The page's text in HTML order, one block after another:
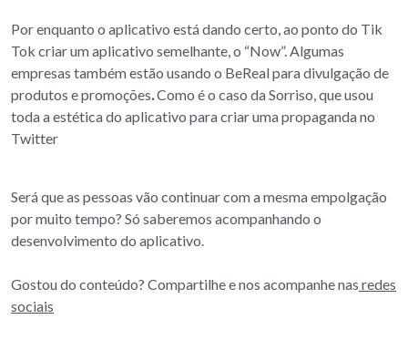
Por enquanto o aplicativo está dando certo, ao ponto do Tik
Tok criar um aplicativo semelhante, o “Now”. Algumas
empresas também estão usando o BeReal para divulgação de
produtos e promoções.Como é o caso da Sorriso, que usou
toda a estética do aplicativo para criar uma propaganda no
Twitter
Será que as pessoas vão continuar com a mesma empolgação
por muito tempo? Só saberemos acompanhando o
desenvolvimento do aplicativo.
Gostou do conteúdo? Compartilhe e nos acompanhe nas redes
sociais